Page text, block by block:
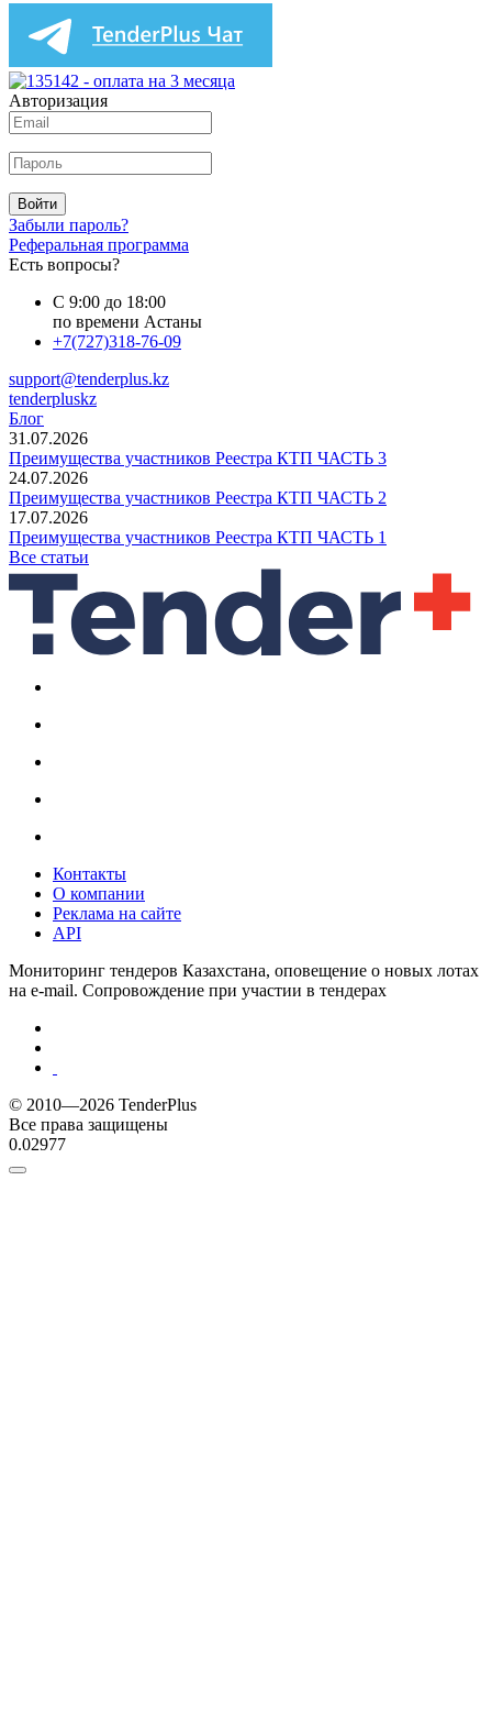
Авторизация
Войти
Забыли пароль?
Реферальная программа
Есть вопросы?
С 9:00 до 18:00
по времени Астаны
+7(727)318-76-09
support@tenderplus.kz
tenderpluskz
Блог
31.07.2026
Преимущества участников Реестра КТП ЧАСТЬ 3
24.07.2026
Преимущества участников Реестра КТП ЧАСТЬ 2
17.07.2026
Преимущества участников Реестра КТП ЧАСТЬ 1
Все статьи
Контакты
О компании
Реклама на сайте
API
Мониторинг тендеров Казахстана, оповещение о новых лотах
на e-mail. Сопровождение при участии в тендерах
© 2010—2026 TenderPlus
Все права защищены
0.02977